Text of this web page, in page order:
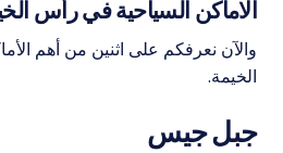
الاماكن السياحية في رأس
والآن نعرفكم على اثنين من أهم
الخيمة.
جبل جيس